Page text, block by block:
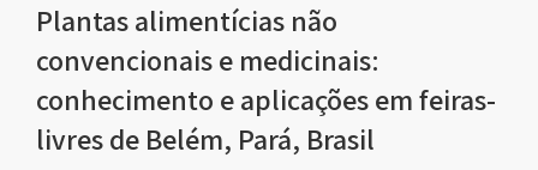
Plantas alimentícias não
convencionais e medicinais:
conhecimento e aplicações em feiras-
livres de Belém, Pará, Brasil